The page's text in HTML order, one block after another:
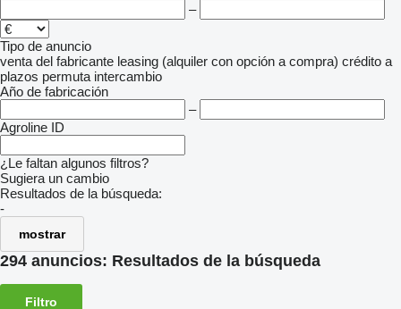
–
Tipo de anuncio
venta del fabricante leasing (alquiler con opción a compra) crédito a
plazos permuta intercambio
Año de fabricación
–
Agroline ID
¿Le faltan algunos filtros?
Sugiera un cambio
Resultados de la búsqueda:
-
mostrar
294 anuncios: Resultados de la búsqueda
Filtro